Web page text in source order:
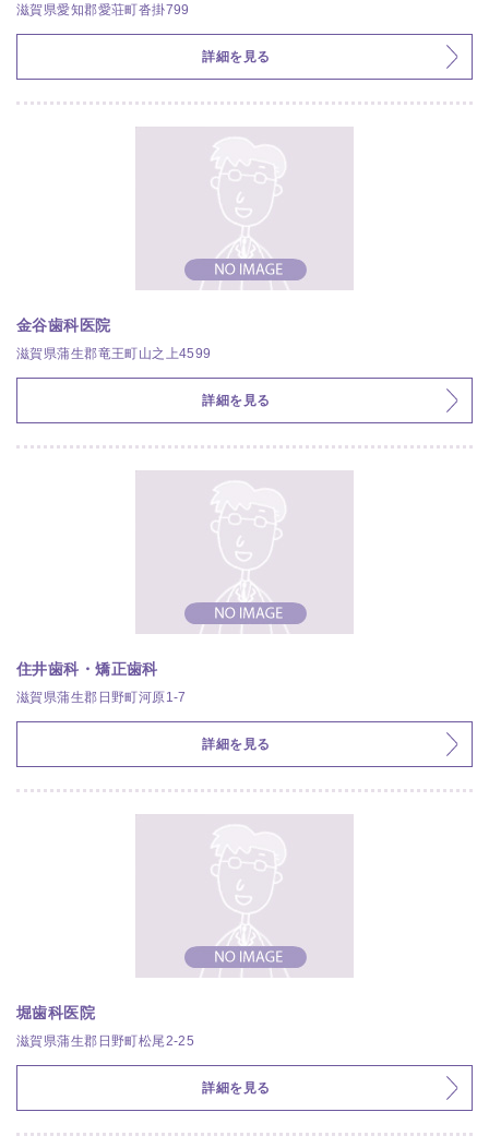
滋賀県愛知郡愛荘町沓掛799
詳細を見る
金谷歯科医院
滋賀県蒲生郡竜王町山之上4599
詳細を見る
住井歯科・矯正歯科
滋賀県蒲生郡日野町河原1-7
詳細を見る
堀歯科医院
滋賀県蒲生郡日野町松尾2-25
詳細を見る